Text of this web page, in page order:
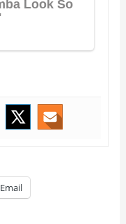
Email